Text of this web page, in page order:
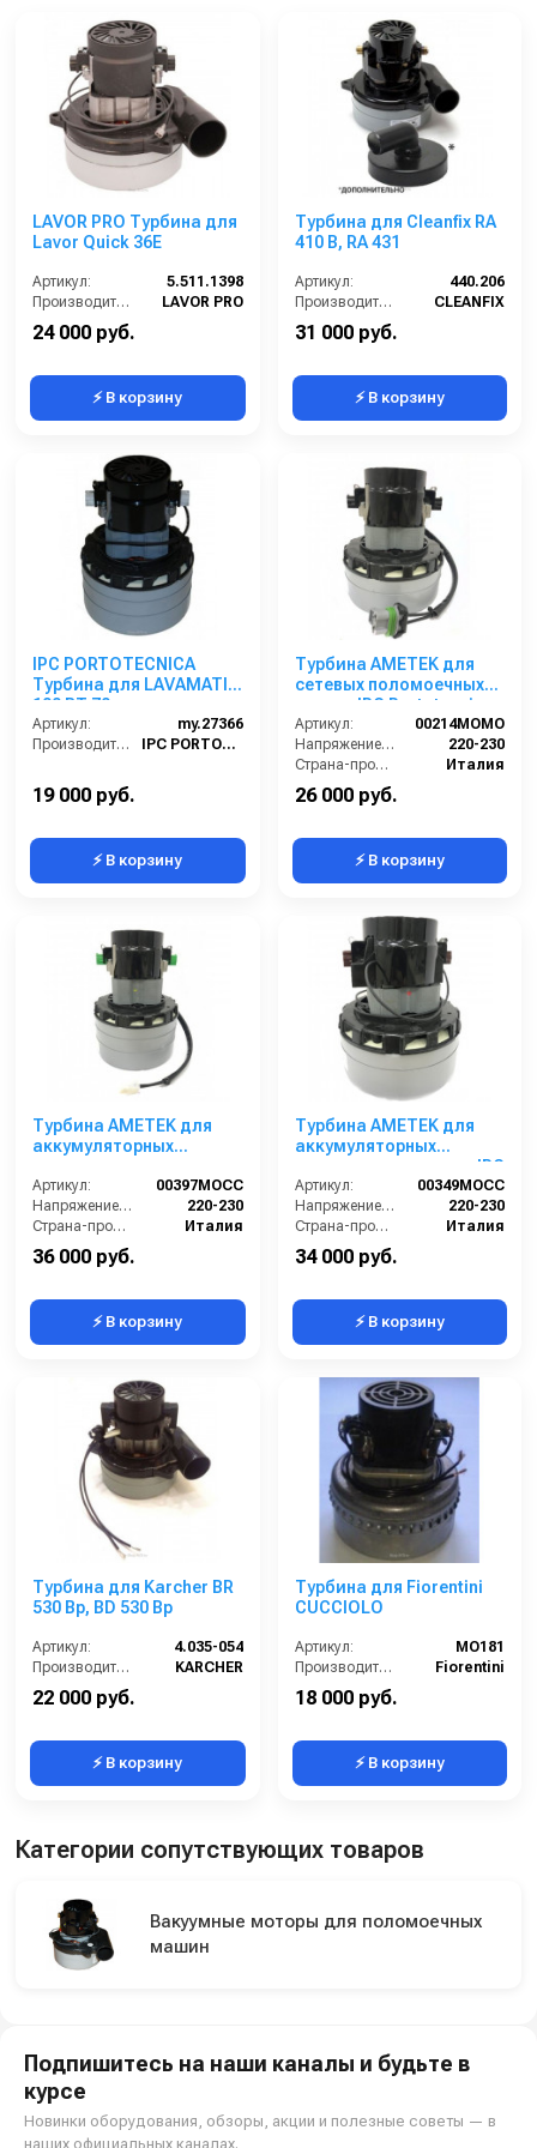
LAVOR PRO Турбина для
Lavor Quick 36E
Артикул:
5.511.1398
Производитель:
LAVOR PRO
24 000 руб.
⚡ В корзину
Турбина для Cleanfix RA
410 B, RA 431
Артикул:
440.206
Производитель:
CLEANFIX
31 000 руб.
⚡ В корзину
IPC PORTOTECNICA
Турбина для LAVAMATIC
100 BT 70
Артикул:
my.27366
Производитель:
IPC PORTOTECNICA
19 000 руб.
⚡ В корзину
Турбина AMETEK для
сетевых поломоечных
машин IPC Portotecnica
Артикул:
00214MOMO
Напряжение (В):
220-230
Страна-производитель:
Италия
26 000 руб.
⚡ В корзину
Турбина AMETEK для
аккумуляторных
Gansow и Portotecnica
Артикул:
00397MOCC
Напряжение (В):
220-230
Страна-производитель:
Италия
36 000 руб.
⚡ В корзину
Турбина AMETEK для
аккумуляторных
поломоечных машин IPC
Артикул:
00349MOCC
Напряжение (В):
220-230
Страна-производитель:
Италия
34 000 руб.
⚡ В корзину
Турбина для Karcher BR
530 Bp, BD 530 Bp
Артикул:
4.035-054
Производитель:
KARCHER
22 000 руб.
⚡ В корзину
Турбина для Fiorentini
CUCCIOLO
Артикул:
MO181
Производитель:
Fiorentini
18 000 руб.
⚡ В корзину
Категории сопутствующих товаров
Вакуумные моторы для поломоечных
машин
Подпишитесь на наши каналы и будьте в
курсе
Новинки оборудования, обзоры, акции и полезные советы — в
наших официальных каналах.